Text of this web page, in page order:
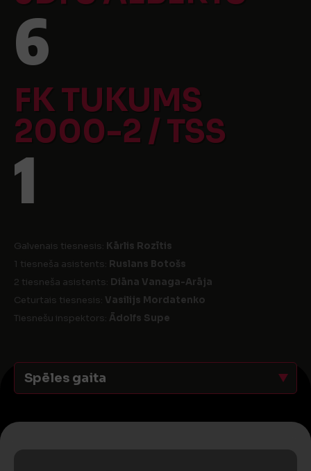
6
FK TUKUMS
2000-2 / TSS
1
Galvenais tiesnesis: Kārlis Rozītis
1 tiesneša asistents: Ruslans Botošs
2 tiesneša asistents: Diāna Vanaga-Arāja
Ceturtais tiesnesis: Vasilijs Mordatenko
Tiesnešu inspektors: Ādolfs Supe
Spēles gaita